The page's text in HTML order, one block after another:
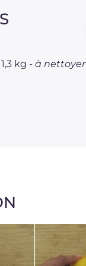
1,3 kg - à nettoyer